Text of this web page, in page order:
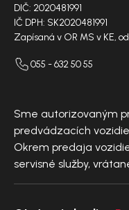
DIČ: 2020481991
IČ DPH: SK2020481991
Zapísaná v OR MS v KE,
055 - 632 50 55
Sme autorizovaným
predvádzacích vozidiel
Okrem predaja
servisné služby,